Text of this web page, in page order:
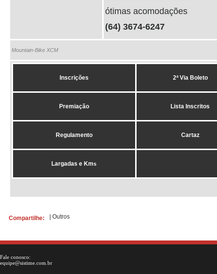
ótimas acomodações
(64) 3674-6247
Mountain-Bike XCM
Inscrições 2ª Via Boleto
Premiação Lista Inscritos
Regulamento Cartaz
Largadas e Kms
Compartilhe: Outros
Fale conosco:
equipe@sistime.com.br